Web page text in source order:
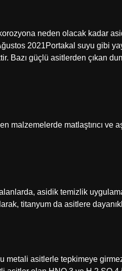
neden olacak kadar
2021Portakal suyu gibi
Bazı güçlü asitlerden çıkan
matlaştırıcı ve
asidik temizlik
titanyum da asitlere
metali asitlerle tepkimeye